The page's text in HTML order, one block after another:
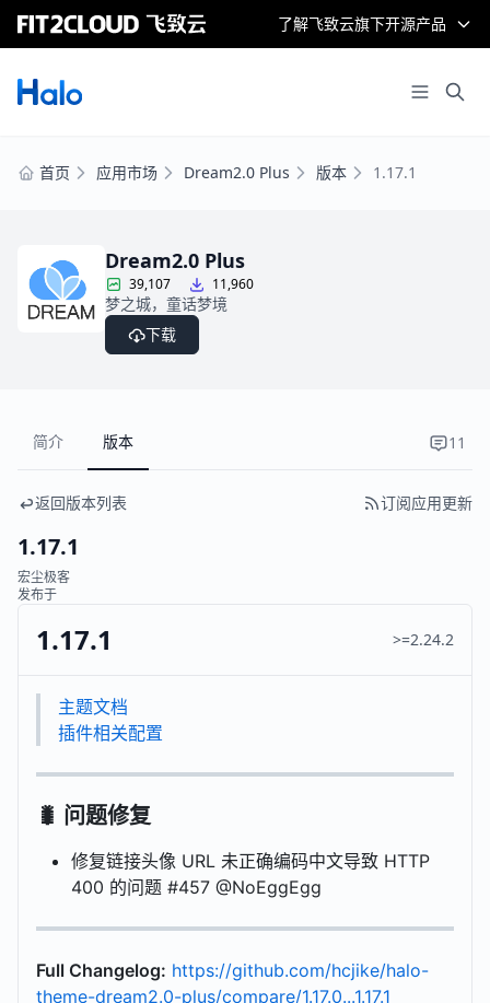
了解飞致云旗下开源产品
首页 应用市场 Dream2.0 Plus 版本 1.17.1
Dream2.0 Plus
39,107 11,960
梦之城，童话梦境
下载
简介 版本 11
返回版本列表 订阅应用更新
1.17.1
宏尘极客
发布于
1.17.1 >=2.24.2
主题文档
插件相关配置
🐛 问题修复
修复链接头像 URL 未正确编码中文导致 HTTP
400 的问题 #457 @NoEggEgg
Full Changelog: https://github.com/hcjike/halo-
theme-dream2.0-plus/compare/1.17.0...1.17.1